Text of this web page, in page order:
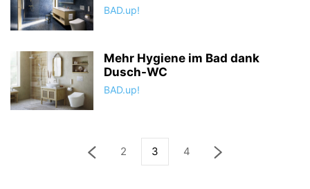
BAD.up!
Mehr Hygiene im Bad dank
Dusch-WC
BAD.up!
2 3 4